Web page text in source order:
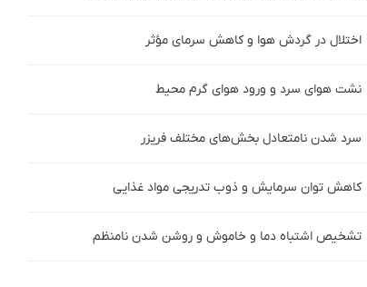
اختلال در گردش هوا و کاهش سرمای مؤثر
نشت هوای سرد و ورود هوای گرم محیط
سرد شدن نامتعادل بخش‌های مختلف فریزر
کاهش توان سرمایش و ذوب تدریجی مواد غذایی
تشخیص اشتباه دما و خاموش و روشن شدن نامنظم